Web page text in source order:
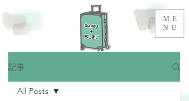
ME
NU
記事
All Posts